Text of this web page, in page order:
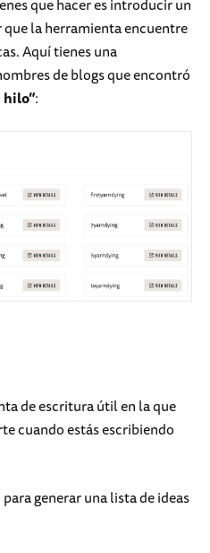
que hacer es introducir un
que la herramienta encuentre
Aquí tienes una
de blogs que encontró
:
de escritura útil en la que
cuando estás escribiendo
generar una lista de ideas